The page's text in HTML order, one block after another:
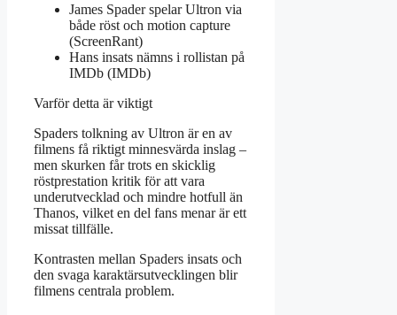
James Spader spelar Ultron via
både röst och motion capture
(ScreenRant)
Hans insats nämns i rollistan på
IMDb (IMDb)
Varför detta är viktigt
Spaders tolkning av Ultron är en av
filmens få riktigt minnesvärda inslag –
men skurken får trots en skicklig
röstprestation kritik för att vara
underutvecklad och mindre hotfull än
Thanos, vilket en del fans menar är ett
missat tillfälle.
Kontrasten mellan Spaders insats och
den svaga karaktärsutvecklingen blir
filmens centrala problem.